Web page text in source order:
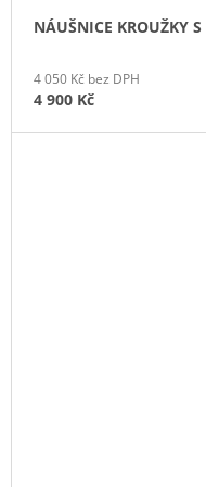
NÁUŠNICE KROUŽKY
4 050 Kč bez DPH
4 900 Kč